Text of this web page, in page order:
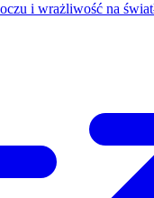
i wrażliwość na